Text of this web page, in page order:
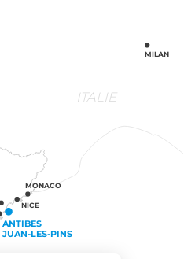
ITALIE
ANTIBES
JUAN-LES-PINS
NICE
MONACO
MILAN